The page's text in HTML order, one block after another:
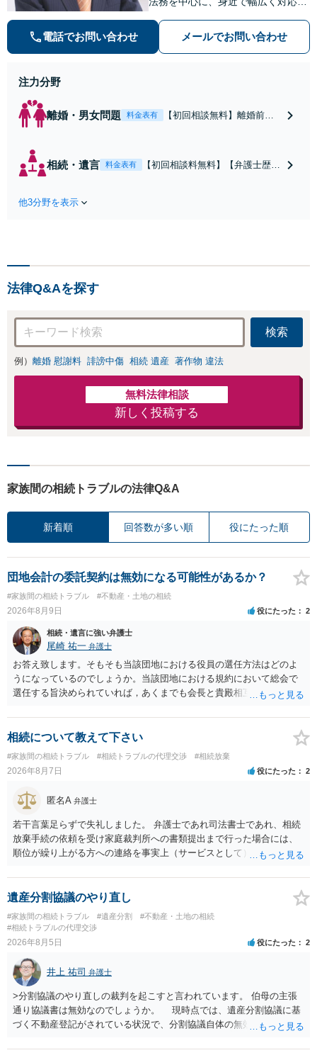
士」です。刑事事件も相談可能で
す。様々な難しいご相談にも対応し
電話でお問い合わせ メールでお問い合わせ
注力分野
離婚・男女問題 料金表有
【初回相談無料】離婚前の
情」「未成年者の健全健康
相続・遺言 料金表有
【初回相談料無料】【弁護士歴22
他3分野を表示
法律Q&Aを探す
検索
例） 離婚 慰謝料 誹謗中傷 相続 遺産 著作物 違法
無料法律相談
新しく投稿する
家族間の相続トラブルの法律Q&A
新着順 回答数が多い順 役にたった順
団地会計の委託契約は無効になる可能性があるか？
#家族間の相続トラブル #不動産・土地の相続
2026年8月9日 役にたった 2
相続・遺言に強い弁護士
尾崎 祐一 弁護士
お答え致します。そもそも当該団地における役員の選任方法はどのよ
うになっているのでしょうか。当該団地における規約において総会で
選任する旨決められていれば，あくまでも会長と貴殿相互間における
し，団地と貴殿との委託契約は有効に成立しています。当該団地にお
ける役員の選任が会長の専権でできるのであれば，貴殿と会長との合
相続について教えて下さい
#家族間の相続トラブル #相続トラブルの代理交渉 #相続放棄
2026年8月7日 役にたった 2
匿名A 弁護士
若干言葉足らずで失礼しました。 弁護士であれ司法書士であれ、相続
放棄手続の依頼を受け家庭裁判所への書類提出まで行った場合には、
順位が繰り上がる方への連絡を事実上（サービスとして）行うことは
できない、という意味でした。
遺産分割協議のやり直し
#家族間の相続トラブル #遺産分割
#不動産・土地の相続
#相続トラブルの代理交渉
2026年8月5日 役にたった 2
井上 祐司 弁護士
>分割協議のやり直しの裁判を起こすと言われています。 伯母の主張
通り協議書は無効なのでしょうか。 現時点では、遺産分割協議に基
づく不動産登記がされている状況で、分割協議自体の無効を裁判所が
方の訴訟の主張及び立証次第ですが、 ・御祖母様の認知能力に関する